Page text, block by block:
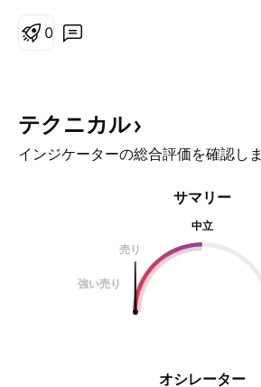
0
テクニカル
インジケーターの総合評価を確認しま
オシレーター
サマリー
中立
売り
強い売り